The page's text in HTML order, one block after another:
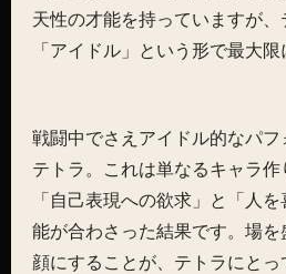
天性の才能を持っていますが
「アイドル」という形で最大限
戦闘中でさえアイドル的なパ
テトラ。これは単なるキャラ
「自己表現への欲求」と「人
能が合わさった結果です。場
顔にすることが、テトラにと